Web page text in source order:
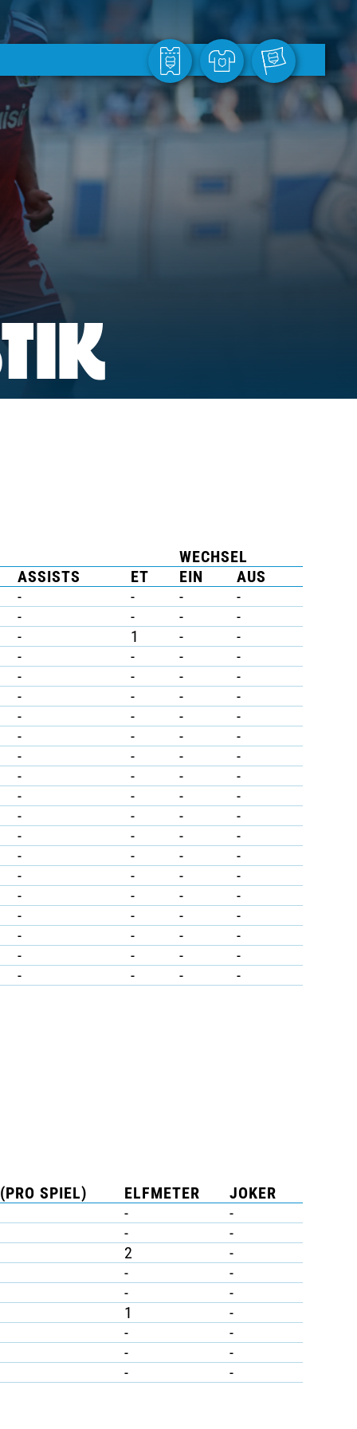
WECHSEL
ASSISTS
ET EIN
AUS
-
- -
-
-
- -
-
-
1 -
-
-
- -
-
-
- -
-
-
- -
-
-
- -
-
-
- -
-
-
- -
-
-
- -
-
-
- -
-
-
- -
-
-
- -
-
-
- -
-
-
- -
-
-
- -
-
-
- -
-
-
- -
-
-
- -
-
-
- - -
SPIEL) ELFMETER
JOKER
-
-
-
-
2
-
-
-
-
-
1
-
-
-
-
-
-
-